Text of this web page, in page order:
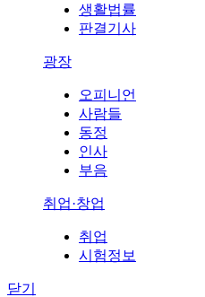
생활법률
판결기사
광장
오피니언
사람들
동정
인사
부음
취업·창업
취업
시험정보
닫기